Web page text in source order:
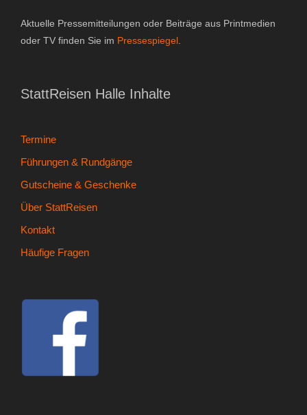
Aktuelle Pressemitteilungen oder Beiträge aus Printmedien
oder TV finden Sie im Pressespiegel
StattReisen Halle Inhalte
Termine
Führungen & Rundgänge
Gutscheine & Geschenke
Über StattReisen
Kontakt
Häufige Fragen